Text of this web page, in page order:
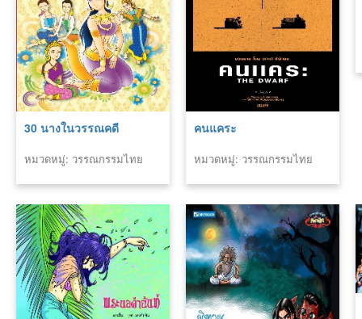
30 นางในวรรณคดี
หมวดหมู่: วรรณกรรมไทย
คนแคระ
หมวดหมู่: วรรณกรรมไทย